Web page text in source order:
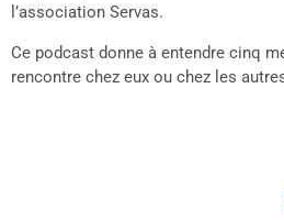
l’association Servas.
Ce podcast donne à entendre cinq
rencontre chez eux ou chez les